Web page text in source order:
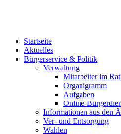
Startseite
Aktuelles
Bürgerservice & Politik
Verwaltung
Mitarbeiter im
Organigramm
Aufgaben
Online-
Informationen aus den
Ver- und Entsorgung
Wahlen